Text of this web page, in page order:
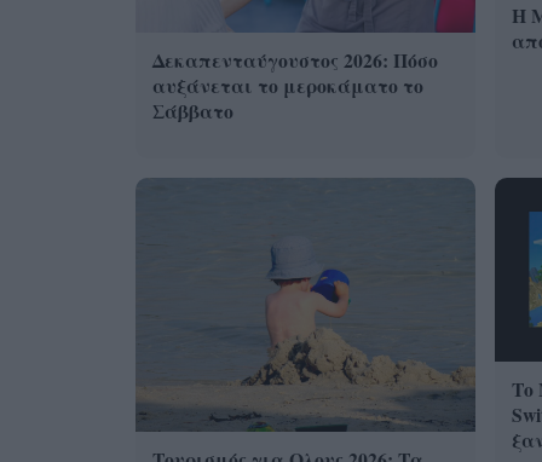
Δεκαπενταύγουστος 2026: Πόσο
αυξάνεται το μεροκάματο το
Σάββατο
Η
Το